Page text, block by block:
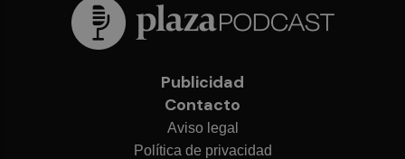
Publicidad
Contacto
Aviso legal
Política de privacidad